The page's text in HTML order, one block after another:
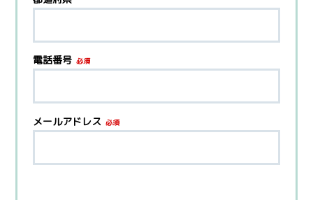
電話番号 必須
メールアドレス 必須